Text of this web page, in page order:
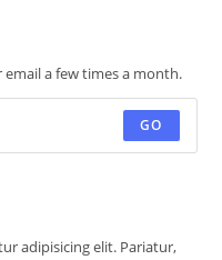
a few times a month.
GO
adipisicing elit. Pariatur,